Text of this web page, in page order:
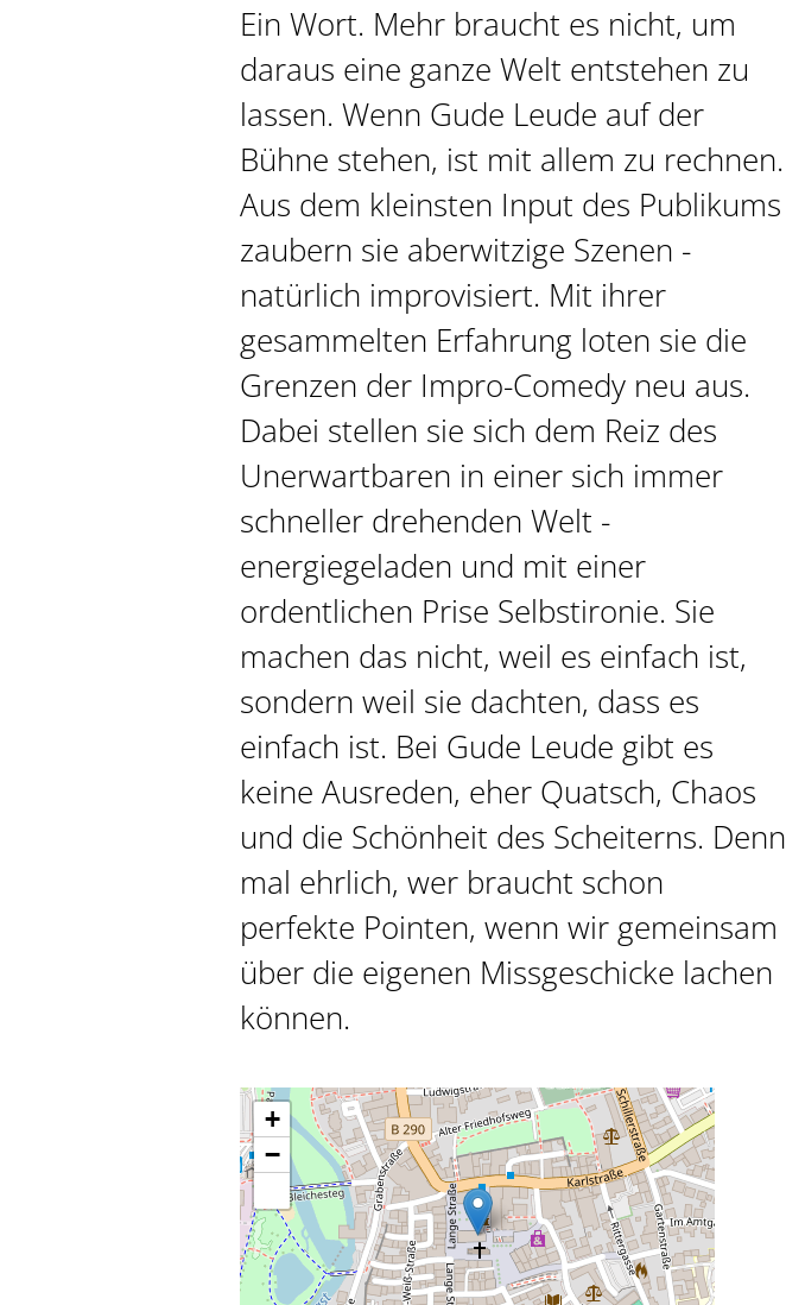
Ein Wort. Mehr braucht es nicht, um
daraus eine ganze Welt entstehen zu
lassen. Wenn Gude Leude auf der
Bühne stehen, ist mit allem zu rechnen.
Aus dem kleinsten Input des Publikums
zaubern sie aberwitzige Szenen -
natürlich improvisiert. Mit ihrer
gesammelten Erfahrung loten sie die
Grenzen der Impro-Comedy neu aus.
Dabei stellen sie sich dem Reiz des
Unerwartbaren in einer sich immer
schneller drehenden Welt -
energiegeladen und mit einer
ordentlichen Prise Selbstironie. Sie
machen das nicht, weil es einfach ist,
sondern weil sie dachten, dass es
einfach ist. Bei Gude Leude gibt es
keine Ausreden, eher Quatsch, Chaos
und die Schönheit des Scheiterns. Denn
mal ehrlich, wer braucht schon
perfekte Pointen, wenn wir gemeinsam
über die eigenen Missgeschicke lachen
können.
+
−